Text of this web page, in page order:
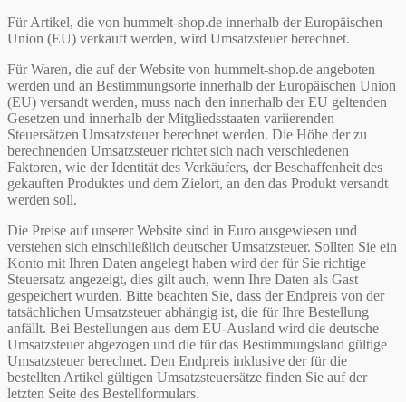
Für Artikel, die von hummelt-shop.de innerhalb der Europäischen
Union (EU) verkauft werden, wird Umsatzsteuer berechnet.
Für Waren, die auf der Website von hummelt-shop.de angeboten
werden und an Bestimmungsorte innerhalb der Europäischen Union
(EU) versandt werden, muss nach den innerhalb der EU geltenden
Gesetzen und innerhalb der Mitgliedsstaaten variierenden
Steuersätzen Umsatzsteuer berechnet werden. Die Höhe der zu
berechnenden Umsatzsteuer richtet sich nach verschiedenen
Faktoren, wie der Identität des Verkäufers, der Beschaffenheit des
gekauften Produktes und dem Zielort, an den das Produkt versandt
werden soll.
Die Preise auf unserer Website sind in Euro ausgewiesen und
verstehen sich einschließlich deutscher Umsatzsteuer. Sollten Sie ein
Konto mit Ihren Daten angelegt haben wird der für Sie richtige
Steuersatz angezeigt, dies gilt auch, wenn Ihre Daten als Gast
gespeichert wurden. Bitte beachten Sie, dass der Endpreis von der
tatsächlichen Umsatzsteuer abhängig ist, die für Ihre Bestellung
anfällt. Bei Bestellungen aus dem EU-Ausland wird die deutsche
Umsatzsteuer abgezogen und die für das Bestimmungsland gültige
Umsatzsteuer berechnet. Den Endpreis inklusive der für die
bestellten Artikel gültigen Umsatzsteuersätze finden Sie auf der
letzten Seite des Bestellformulars.